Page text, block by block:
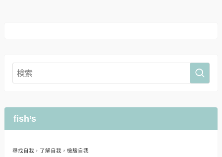
fish’s
尋找自我，了解自我，檢驗自我